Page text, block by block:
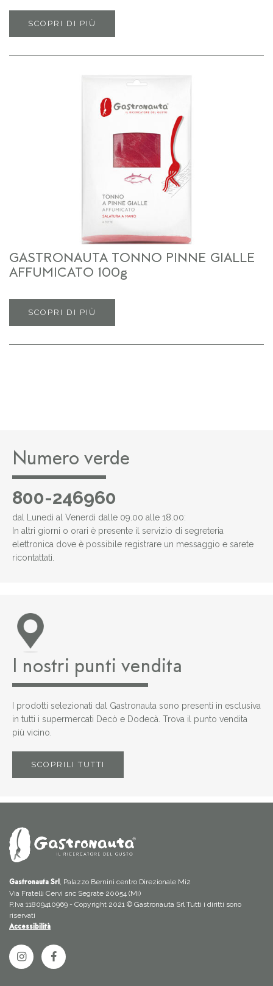
SCOPRI DI PIÙ
GASTRONAUTA TONNO PINNE GIALLE
AFFUMICATO 100g
SCOPRI DI PIÙ
Numero verde
800-246960
dal Lunedì al Venerdì dalle 09.00 alle 18.00:
In altri giorni o orari è presente il servizio di segreteria
elettronica dove è possibile registrare un messaggio e sarete
ricontattati.
I nostri punti vendita
I prodotti selezionati dal Gastronauta sono presenti in esclusiva
in tutti i supermercati Decò e Dodecà. Trova il punto vendita
più vicino.
SCOPRILI TUTTI
Gastronauta Srl , Palazzo Bernini centro Direzionale Mi2
Via Fratelli Cervi snc Segrate 20054 (Mi)
P.Iva 11809410969 - Copyright 2021 © Gastronauta Srl Tutti i diritti sono
riservati
Accessibilità